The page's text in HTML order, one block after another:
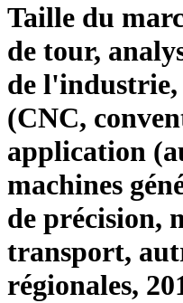
Taille du
de tour,
de
(CNC,
application
machines
de précision,
transport,
régionales,